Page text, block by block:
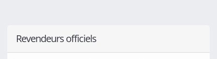
Revendeurs officiels